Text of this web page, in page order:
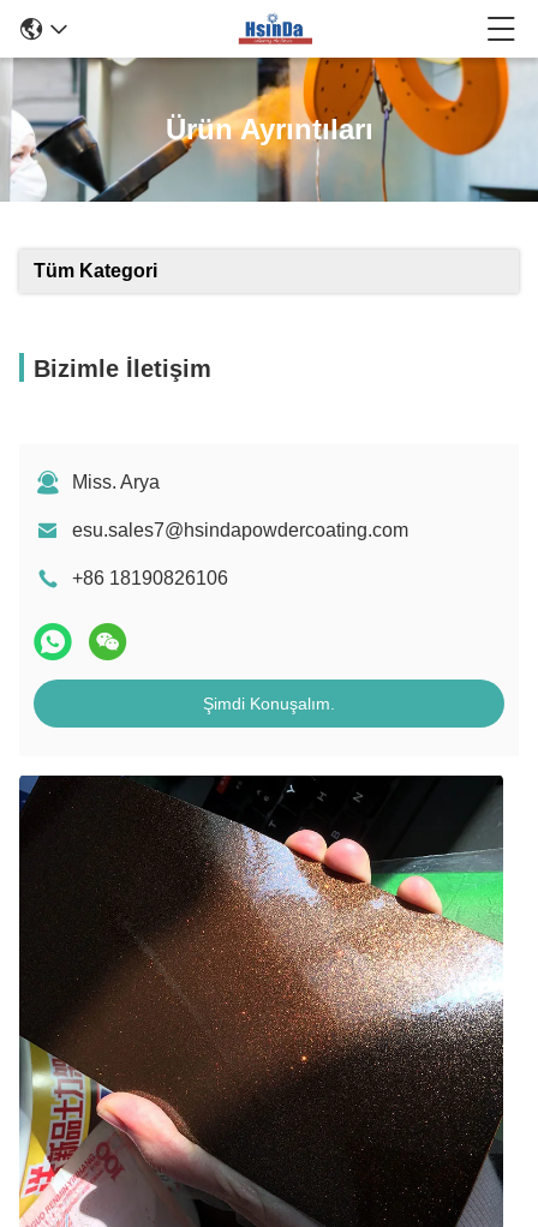
Ürün Ayrıntıları
Tüm Kategori
Bizimle İletişim
Miss. Arya
esu.sales7@hsindapowdercoating.com
+86 18190826106
Şimdi Konuşalım.